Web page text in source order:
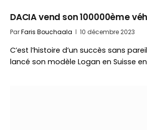
DACIA vend son 100000ème
ParFaris Bouchaala 10 décembre 2023
C’est l’histoire d’un succès sans
lancé son modèle Logan en Suisse